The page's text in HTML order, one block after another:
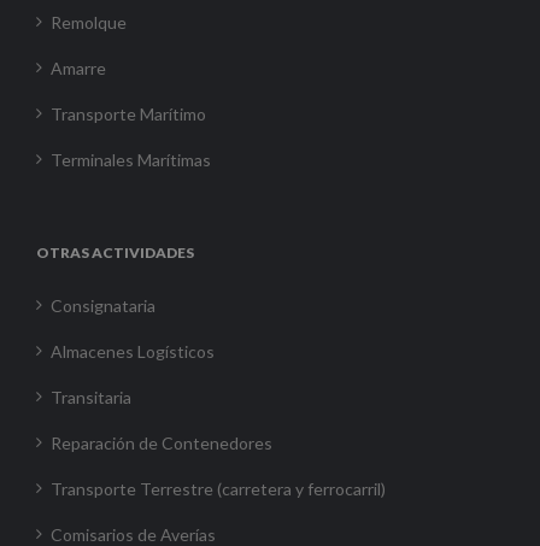
Remolque
Amarre
Transporte Marítimo
Terminales Marítimas
OTRAS ACTIVIDADES
Consignataria
Almacenes Logísticos
Transitaria
Reparación de Contenedores
Transporte Terrestre (carretera y ferrocarril)
Comisarios de Averías